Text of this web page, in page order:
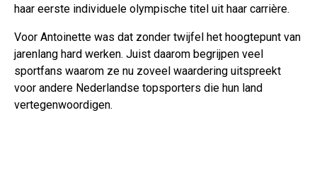
haar eerste individuele olympische titel uit haar carrière.
Voor Antoinette was dat zonder twijfel het hoogtepunt van
jarenlang hard werken. Juist daarom begrijpen veel
sportfans waarom ze nu zoveel waardering uitspreekt
voor andere Nederlandse topsporters die hun land
vertegenwoordigen.